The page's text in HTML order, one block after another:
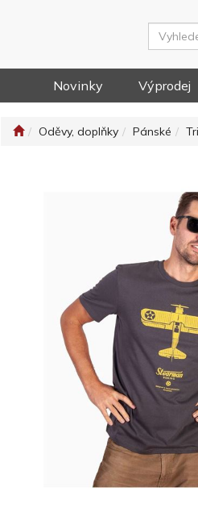
Novinky Výprodej
Oděvy, doplňky Pánské